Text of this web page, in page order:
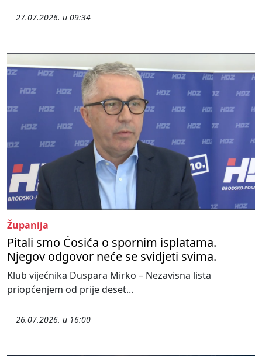
27.07.2026. u 09:34
Županija
Pitali smo Ćosića o spornim isplatama.
Njegov odgovor neće se svidjeti svima.
Klub vijećnika Duspara Mirko – Nezavisna lista
priopćenjem od prije deset...
26.07.2026. u 16:00